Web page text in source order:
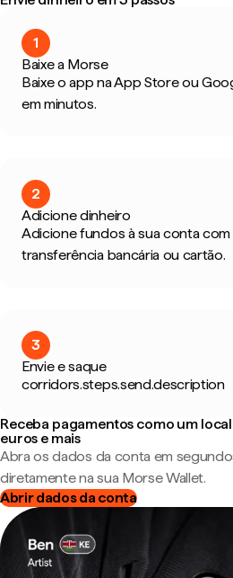
1
Baixe a Morse
Baixe o app na App Store ou
em minutos.
2
Adicione dinheiro
Adicione fundos à sua conta com
transferência bancária ou cartão.
3
Envie e saque
corridors.steps.send.description
Receba pagamentos como um
euros e mais
Abra os dados da conta em
diretamente na sua Morse Wallet.
Abrir dados da conta